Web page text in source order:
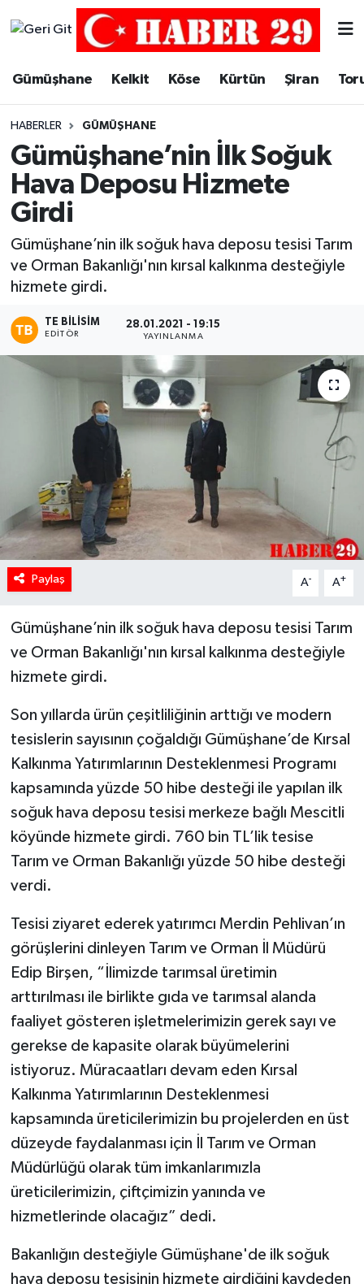
Gümüşhane Kelkit Köse Kürtün Şiran
HABERLER GÜMÜŞHANE
Gümüşhane’nin İlk Soğuk
Hava Deposu Hizmete
Girdi
Gümüşhane’nin ilk soğuk hava deposu tesisi Tarım
ve Orman Bakanlığı'nın kırsal kalkınma desteğiyle
hizmete girdi.
TE BILISIM
EDITÖR
28.01.2021 - 19:15
YAYINLANMA
Paylaş A- A+
Gümüşhane’nin ilk soğuk hava deposu tesisi Tarım
ve Orman Bakanlığı'nın kırsal kalkınma desteğiyle
hizmete girdi.
Son yıllarda ürün çeşitliliğinin arttığı ve modern
tesislerin sayısının çoğaldığı Gümüşhane’de Kırsal
Kalkınma Yatırımlarının Desteklenmesi Programı
kapsamında yüzde 50 hibe desteği ile yapılan ilk
soğuk hava deposu tesisi merkeze bağlı Mescitli
köyünde hizmete girdi. 760 bin TL’lik tesise
Tarım ve Orman Bakanlığı yüzde 50 hibe desteği
verdi.
Tesisi ziyaret ederek yatırımcı Merdin Pehlivan’ın
görüşlerini dinleyen Tarım ve Orman İl Müdürü
Edip Birşen, “İlimizde tarımsal üretimin
arttırılması ile birlikte gıda ve tarımsal alanda
faaliyet gösteren işletmelerimizin gerek sayı ve
gerekse de kapasite olarak büyümelerini
istiyoruz. Müracaatları devam eden Kırsal
Kalkınma Yatırımlarının Desteklenmesi
kapsamında üreticilerimizin bu projelerden en üst
düzeyde faydalanması için İl Tarım ve Orman
Müdürlüğü olarak tüm imkanlarımızla
üreticilerimizin, çiftçimizin yanında ve
hizmetlerinde olacağız” dedi.
Bakanlığın desteğiyle Gümüşhane'de ilk soğuk
hava deposu tesisinin hizmete girdiğini kaydeden
Merkez Trafik Yoğunluk Haritası
Süper Lig Puan Durumu ve Fikstür
Tüm Manşetler
Haber Arşivi